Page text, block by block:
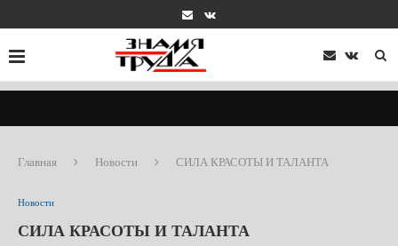
Главная Новости СИЛА КРАСОТЫ И ТАЛАНТА
Новости
СИЛА КРАСОТЫ И ТАЛАНТА